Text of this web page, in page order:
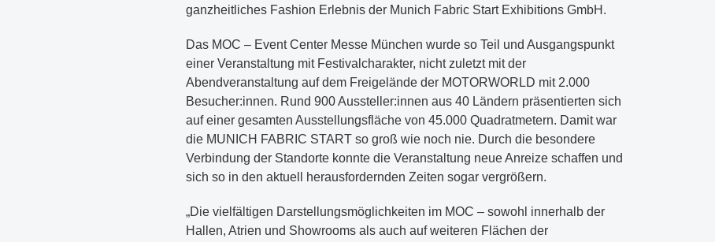
ganzheitliches Fashion Erlebnis der Munich Fabric Start Exhibitions GmbH.
Das MOC – Event Center Messe München wurde so Teil und Ausgangspunkt
einer Veranstaltung mit Festivalcharakter, nicht zuletzt mit der
Abendveranstaltung auf dem Freigelände der MOTORWORLD mit 2.000
Besucher:innen. Rund 900 Aussteller:innen aus 40 Ländern präsentierten sich
auf einer gesamten Ausstellungsfläche von 45.000 Quadratmetern. Damit war
die MUNICH FABRIC START so groß wie noch nie. Durch die besondere
Verbindung der Standorte konnte die Veranstaltung neue Anreize schaffen und
sich so in den aktuell herausfordernden Zeiten sogar vergrößern.
„Die vielfältigen Darstellungsmöglichkeiten im MOC – sowohl innerhalb der
Hallen, Atrien und Showrooms als auch auf weiteren Flächen der